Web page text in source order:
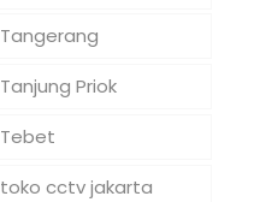
Tangerang
Tanjung Priok
Tebet
toko cctv jakarta